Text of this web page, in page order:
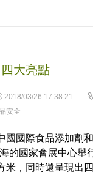
大亮點
2018/03/26 17:38:21
安全
國國際食品添加劑
的國家會展中心
米，同時還呈現出